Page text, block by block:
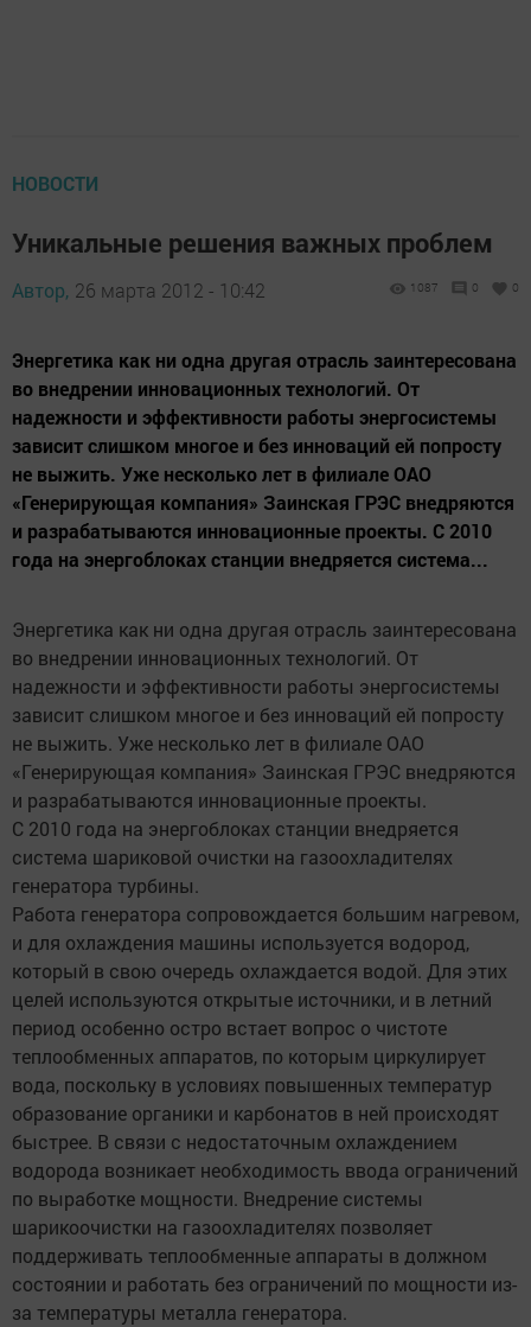
НОВОСТИ
Уникальные решения важных проблем
Автор, 26 марта 2012 - 10:42 1087 0 0
Энергетика как ни одна другая отрасль заинтересована
во внедрении инновационных технологий. От
надежности и эффективности работы энергосистемы
зависит слишком многое и без инноваций ей попросту
не выжить. Уже несколько лет в филиале ОАО
«Генерирующая компания» Заинская ГРЭС внедряются
и разрабатываются инновационные проекты. C 2010
года на энергоблоках станции внедряется система...
Энергетика как ни одна другая отрасль заинтересована
во внедрении инновационных технологий. От
надежности и эффективности работы энергосистемы
зависит слишком многое и без инноваций ей попросту
не выжить. Уже несколько лет в филиале ОАО
«Генерирующая компания» Заинская ГРЭС внедряются
и разрабатываются инновационные проекты.
C 2010 года на энергоблоках станции внедряется
система шариковой очистки на газоохладителях
генератора турбины.
Работа генератора сопровождается большим нагревом,
и для охлаждения машины используется водород,
который в свою очередь охлаждается водой. Для этих
целей используются открытые источники, и в летний
период особенно остро встает вопрос о чистоте
теплообменных аппаратов, по которым циркулирует
вода, поскольку в условиях повышенных температур
образование органики и карбонатов в ней происходят
быстрее. В связи с недостаточным охлаждением
водорода возникает необходимость ввода ограничений
по выработке мощности. Внедрение системы
шарикоочистки на газоохладителях позволяет
поддерживать теплообменные аппараты в должном
состоянии и работать без ограничений по мощности из-
за температуры металла генератора.